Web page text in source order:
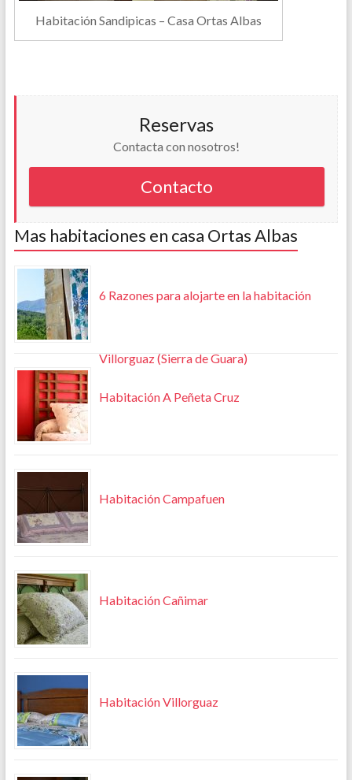
Habitación Sandipicas – Casa Ortas Albas
Reservas
Contacta con nosotros!
Contacto
Mas habitaciones en casa Ortas Albas
6 Razones para alojarte en la habitación
Villorguaz (Sierra de Guara)
Habitación A Peñeta Cruz
Habitación Campafuen
Habitación Cañimar
Habitación Villorguaz